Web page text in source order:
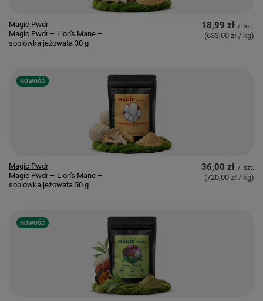
Magic Pwdr
Magic Pwdr – Lion's Mane –
soplówka jeżowata 30 g
18,99 zł / szt.
(633,00 zł / kg)
NOWOŚĆ
Magic Pwdr
Magic Pwdr – Lion's Mane –
soplówka jeżowata 50 g
36,00 zł / szt.
(720,00 zł / kg)
NOWOŚĆ